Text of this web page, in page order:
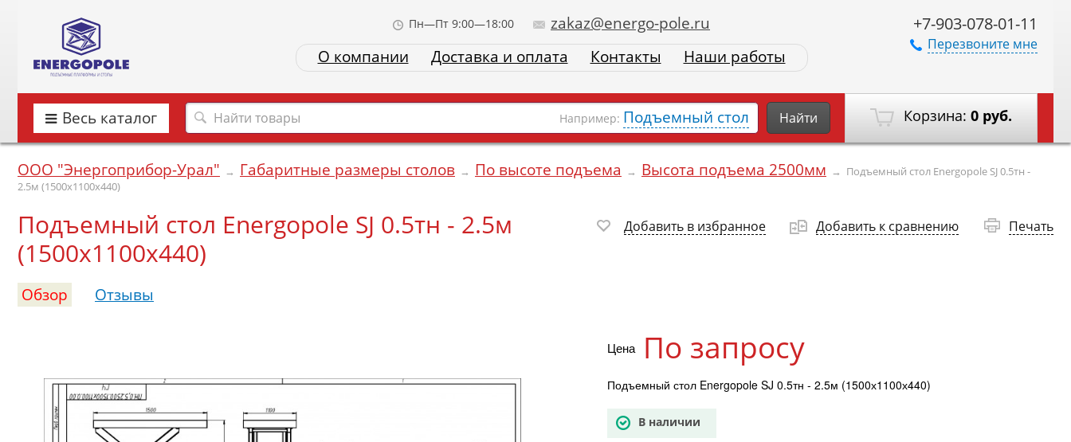
+7-903-078-01-11
Перезвоните мне
Пн—Пт 9:00—18:00
zakaz@energo-pole.ru
О компании
Доставка и оплата Контакты Наши работы
Корзина: 0 руб.
Весь каталог Например: Подъемный стол Найти
ООО "Энергоприбор-Урал" → Габаритные размеры столов → По высоте подъема → Высота подъема 2500мм → Подъемный стол Energopole SJ 0.5тн -
2.5м (1500х1100х440)
Подъемный стол Energopole SJ 0.5тн - 2.5м
(1500х1100х440)
Добавить в избранное Добавить к сравнению Печать
Обзор Отзывы
Цена По запросу
Подъемный стол Energopole SJ 0.5тн - 2.5м (1500х1100х440)
В наличии